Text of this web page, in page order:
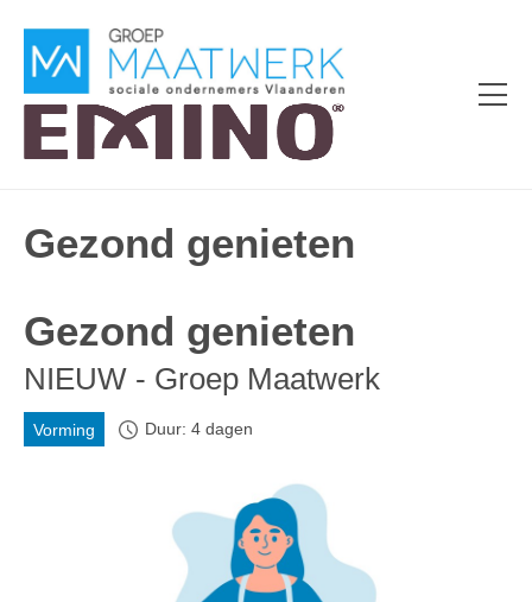
Gezond genieten
Gezond genieten
NIEUW - Groep Maatwerk
Vorming Duur: 4 dagen